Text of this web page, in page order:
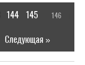
144 145 146
Следующая »